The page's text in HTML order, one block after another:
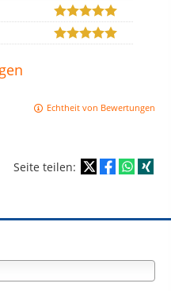
Echtheit von Bewertungen
Seite teilen: